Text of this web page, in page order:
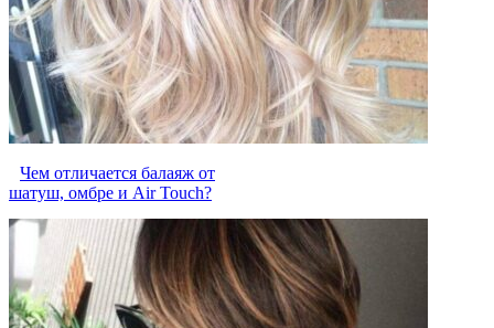
Чем отличается балаяж от
шатуш, омбре и Air Touch?